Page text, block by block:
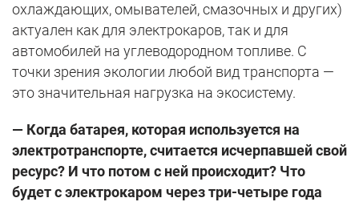
охлаждающих, омывателей, смазочных и других)
актуален как для электрокаров, так и для
автомобилей на углеводородном топливе. С
точки зрения экологии любой вид транспорта —
это значительная нагрузка на экосистему.
— Когда батарея, которая используется на
электротранспорте, считается исчерпавшей свой
ресурс? И что потом с ней происходит? Что
будет с электрокаром через три-четыре года